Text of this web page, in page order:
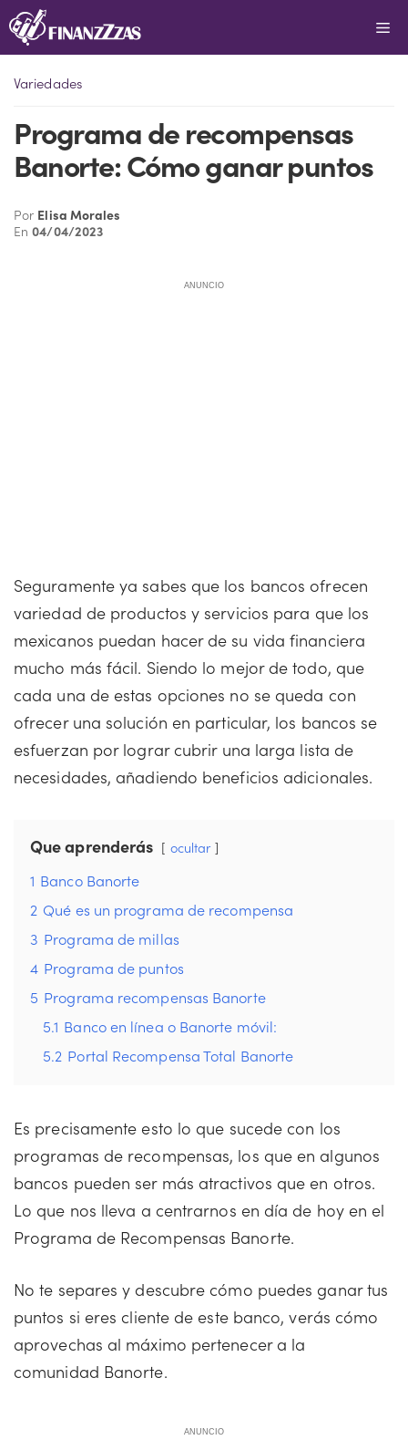
Saltar
al
Variedades
Programa de recompensas
Banorte: Cómo ganar puntos
Por Elisa Morales
En04/04/2023
ANUNCIO
Seguramente ya sabes que los bancos ofrecen
variedad de productos y servicios para que los
mexicanos puedan hacer de su vida financiera
mucho más fácil. Siendo lo mejor de todo, que
cada una de estas opciones no se queda con
ofrecer una solución en particular, los bancos se
esfuerzan por lograr cubrir una larga lista de
necesidades, añadiendo beneficios adicionales.
Que aprenderás ocultar
1 Banco Banorte
2 Qué es un programa de recompensa
3 Programa de millas
4 Programa de puntos
5 Programa recompensas Banorte
5.1 Banco en línea o Banorte móvil:
5.2 Portal Recompensa Total Banorte
Es precisamente esto lo que sucede con los
programas de recompensas, los que en algunos
bancos pueden ser más atractivos que en otros.
Lo que nos lleva a centrarnos en día de hoy en el
Programa de Recompensas Banorte.
No te separes y descubre cómo puedes ganar tus
puntos si eres cliente de este banco, verás cómo
aprovechas al máximo pertenecer a la
comunidad Banorte.
ANUNCIO